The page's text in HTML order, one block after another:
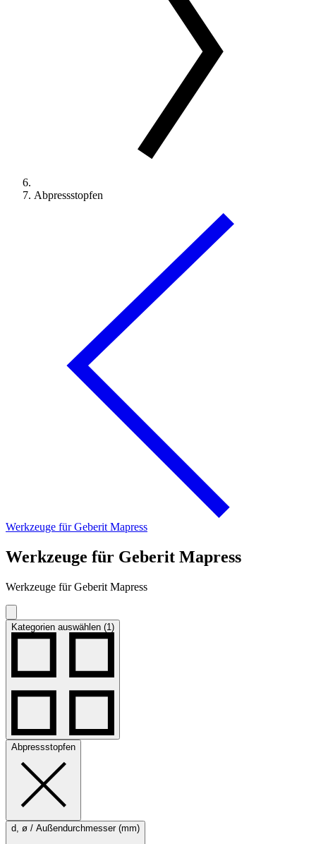
Abpressstopfen
Werkzeuge für Geberit Mapress
Werkzeuge für Geberit Mapress
Werkzeuge für Geberit Mapress
Kategorien auswählen (1)
Abpressstopfen
d, ø / Außendurchmesser (mm)